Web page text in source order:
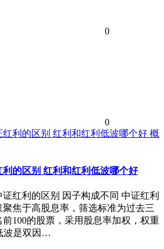
0
0
概
的区别 红利和红利低波哪个好
红利的区别 因子构成不同 中证红利
焦于高股息率，筛选标准为过去三
100的股票，采用股息率加权，权重
波是双因…